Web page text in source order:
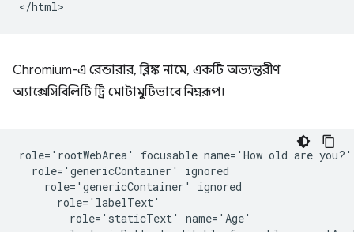
Chromium-এ রেন্ডারার, ব্লিঙ্ক নামে, একটি অভ্যন্তরীণ
অ্যাক্সেসিবিলিটি ট্রি মোটামুটিভাবে নিম্নরূপ।
role='rootWebArea' focusable name='How old are you?'
  role='genericContainer' ignored
    role='genericContainer' ignored
      role='labelText'
        role='staticText' name='Age'